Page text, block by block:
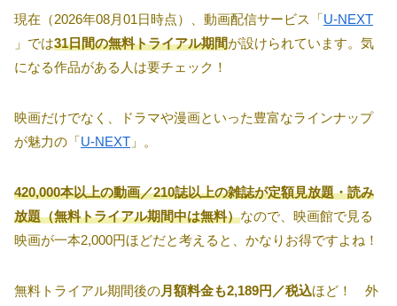
現在（2026年08月01日時点）、動画配信サービス「 U-NEXT
」では31日間の無料トライアル期間が設けられています。気
になる作品がある人は要チェック！
映画だけでなく、ドラマや漫画といった豊富なラインナップ
が魅力の「 U-NEXT 」。
420,000本以上の動画／210誌以上の雑誌が定額見放題・読み
放題（無料トライアル期間中は無料）なので、映画館で見る
映画が一本2,000円ほどだと考えると、かなりお得ですよね！
無料トライアル期間後の月額料金も2,189円／税込ほど！ 外